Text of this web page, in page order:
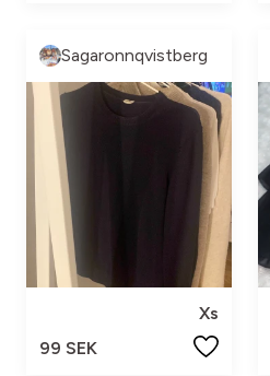
Sagaronnqvistberg
Xs
99 SEK